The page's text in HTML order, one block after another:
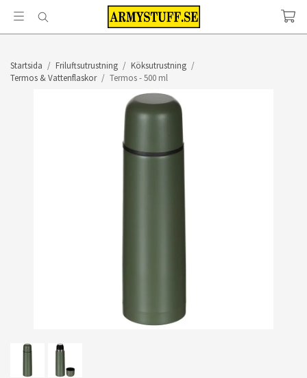
Startsida / Friluftsutrustning / Köksutrustning /
Termos & Vattenflaskor / Termos - 500 ml